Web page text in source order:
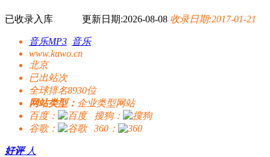
已收录入库 更新日期:2026-08-08 收录日期:2017-01-21
音乐MP3 音乐
www.kuwo.cn
北京
已出站次
全球排名8930位
网站类型： 企业类型网站
百度：
搜狗：
谷歌：
360：
好评 人